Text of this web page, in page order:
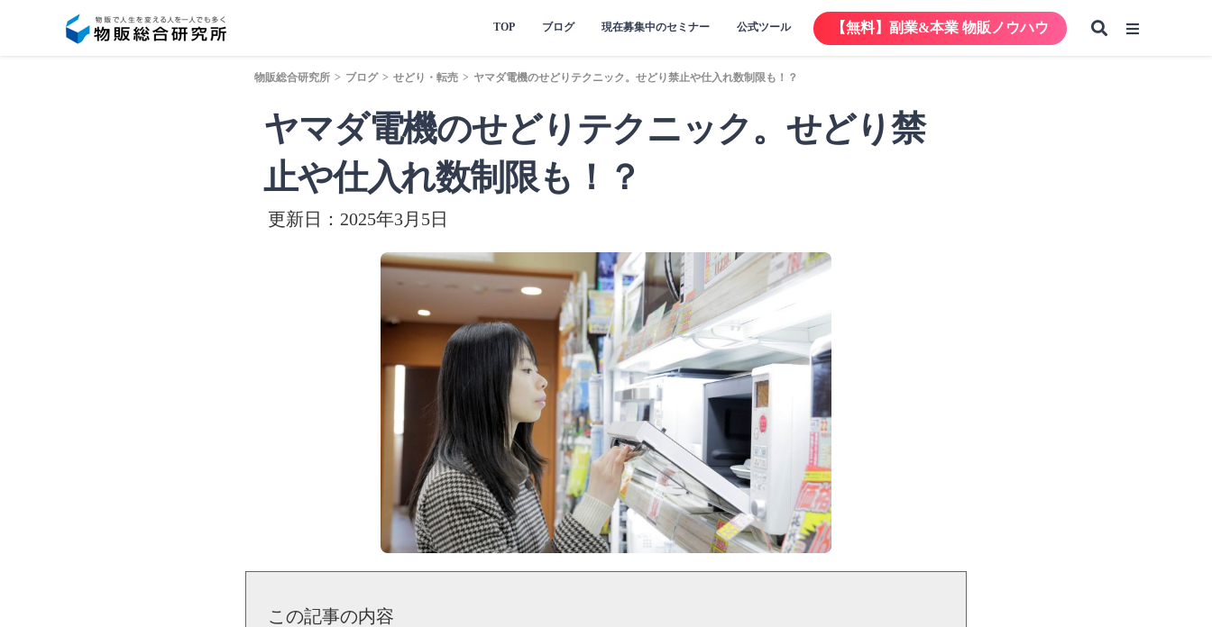
TOP ブログ 現在募集中のセミナー 公式ツール 【無料】副業&本業 物販ノウハウ
【無料】副業&本業 物販ノウハウ
物販総合研究所 > ブログ > せどり・転売 > ヤマダ電機のせどりテクニック。せどり禁止や仕入れ数制限も！？
ヤマダ電機のせどりテクニック。せどり禁
止や仕入れ数制限も！？
更新日：2025年3月5日
この記事の内容